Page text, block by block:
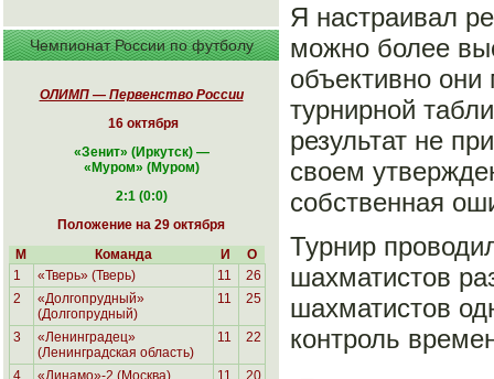
Чемпионат России по футболу
ОЛИМП — Первенство России
16 октября
«Зенит» (Иркутск) —
«Муром» (Муром)
2:1 (0:0)
Положение на 29 октября
М
Команда И
О
1
«Тверь» (Тверь) 11
26
2
«Долгопрудный»
(Долгопрудный)
11 25
3
«Ленинградец»
(Ленинградская область)
11 22
4 «Динамо»-2 (Москва) 11
20
Я настраивал
можно более
объективно
турнирной
результат не
своем
собственная
Турнир
шахматистов
шахматистов
контроль